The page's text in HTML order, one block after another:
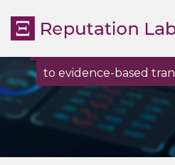
to evidence-based